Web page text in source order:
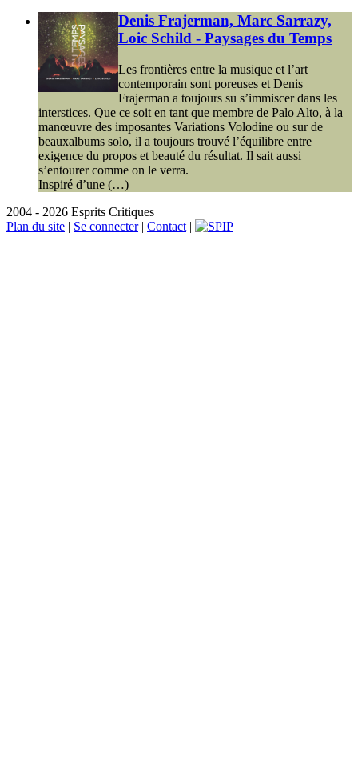
Denis Frajerman, Marc Sarrazy,
Loic Schild - Paysages du Temps
Les frontières entre la musique et l’art
contemporain sont poreuses et Denis
Frajerman a toujours su s’immiscer dans les
interstices. Que ce soit en tant que membre de Palo Alto, à la
manœuvre des imposantes Variations Volodine ou sur de
beauxalbums solo, il a toujours trouvé l’équilibre entre
exigence du propos et beauté du résultat. Il sait aussi
s’entourer comme on le verra.
Inspiré d’une (…)
2004 - 2026 Esprits Critiques
Plan du site | Se connecter| Contact |